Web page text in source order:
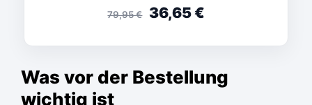
79,95€ 36,65€
Was vor der Bestellung
wichtig ist